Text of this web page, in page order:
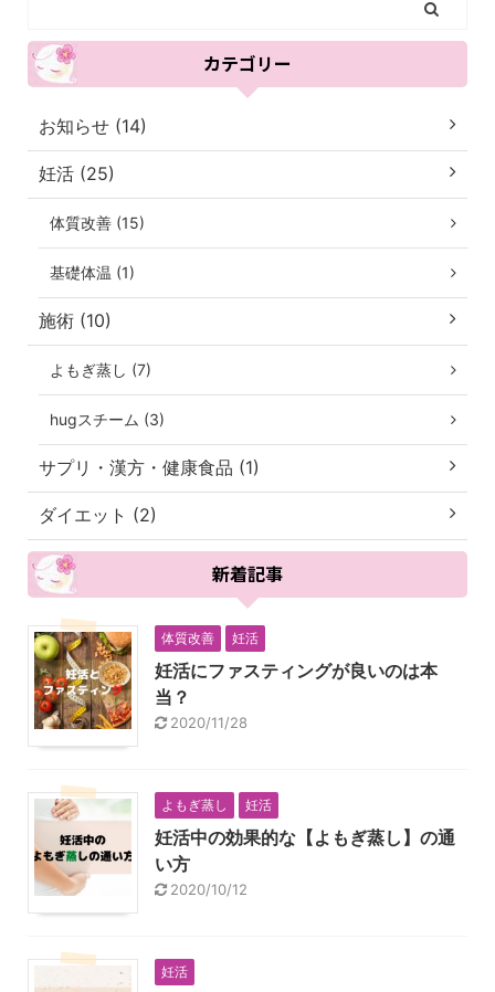
カテゴリー
お知らせ (14)
妊活 (25)
体質改善 (15)
基礎体温 (1)
施術 (10)
よもぎ蒸し (7)
hugスチーム (3)
サプリ・漢方・健康食品 (1)
ダイエット (2)
新着記事
体質改善 妊活
妊活にファスティングが良いのは本
当？
2020/11/28
よもぎ蒸し 妊活
妊活中の効果的な【よもぎ蒸し】の通
い方
2020/10/12
妊活